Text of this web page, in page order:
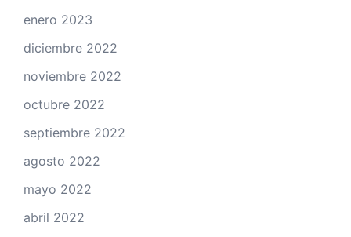
enero 2023
diciembre 2022
noviembre 2022
octubre 2022
septiembre 2022
agosto 2022
mayo 2022
abril 2022